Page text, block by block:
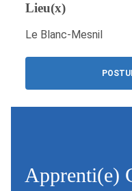
Lieu(x)
Le Blanc-Mesnil
Apprenti(e)